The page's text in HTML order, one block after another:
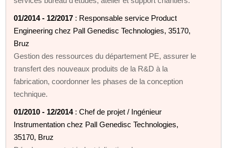
01/2014 - 12/2017 : Responsable service Product
Engineering chez Pall Genedisc Technologies, 35170,
Bruz
Gestion des ressources du département PE, assurer le
transfert des nouveaux produits de la R&D à la
fabrication, coordonner les phases de la conception
technique.
01/2010 - 12/2014: Chef de projet / Ingénieur
Instrumentation chez Pall Genedisc Technologies,
35170, Bruz